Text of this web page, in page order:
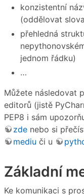
konzistentní
(oddělovat
přehledná
jednom řádku)
…
Můžete následovat
editorů (jistě
PEP8 i sám
zde nebo si
mediu či u
Základní
Ke komunikaci s